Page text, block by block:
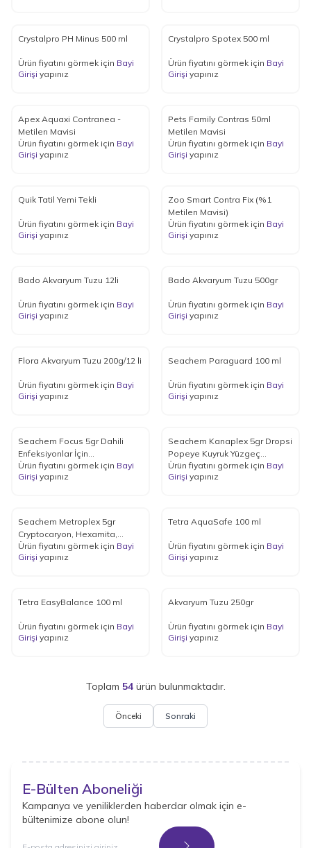
Crystalpro PH Minus 500 ml
Ürün fiyatını görmek için Bayi
Girişi yapınız
Crystalpro Spotex 500 ml
Ürün fiyatını görmek için Bayi
Girişi yapınız
Apex Aquaxi Contranea -
Metilen Mavisi
Ürün fiyatını görmek için Bayi
Girişi yapınız
Pets Family Contras 50ml
Metilen Mavisi
Ürün fiyatını görmek için Bayi
Girişi yapınız
Quik Tatil Yemi Tekli
Ürün fiyatını görmek için Bayi
Girişi yapınız
Zoo Smart Contra Fix (%1
Metilen Mavisi)
Ürün fiyatını görmek için Bayi
Girişi yapınız
Bado Akvaryum Tuzu 12li
Ürün fiyatını görmek için Bayi
Girişi yapınız
Bado Akvaryum Tuzu 500gr
Ürün fiyatını görmek için Bayi
Girişi yapınız
Flora Akvaryum Tuzu 200g/12 li
Ürün fiyatını görmek için Bayi
Girişi yapınız
Seachem Paraguard 100 ml
Ürün fiyatını görmek için Bayi
Girişi yapınız
Seachem Focus 5gr Dahili
Enfeksiyonlar İçin
Antibakteriyel Polimer
Ürün fiyatını görmek için Bayi
Girişi yapınız
Seachem Kanaplex 5gr Dropsi
Popeye Kuyruk Yüzgeç
Çürümesi Septisemi Mantar ve
Bakteriyel Hastalıkl
Ürün fiyatını görmek için Bayi
Girişi yapınız
Seachem Metroplex 5gr
Cryptocaryon, Hexamita,
Ichthyophthirius
Ürün fiyatını görmek için Bayi
Girişi yapınız
Tetra AquaSafe 100 ml
Ürün fiyatını görmek için Bayi
Girişi yapınız
Tetra EasyBalance 100 ml
Ürün fiyatını görmek için Bayi
Girişi yapınız
Akvaryum Tuzu 250gr
Ürün fiyatını görmek için Bayi
Girişi yapınız
Toplam 54ürün bulunmaktadır.
Önceki Sonraki
E-Bülten Aboneliği
Kampanya ve yeniliklerden haberdar olmak için e-
bültenimize abone olun!